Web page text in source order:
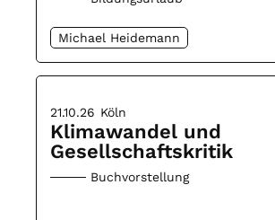
Michael Heidemann
21.10.26 Köln
Klimawandel und
Gesellschaftskritik
Buchvorstellung